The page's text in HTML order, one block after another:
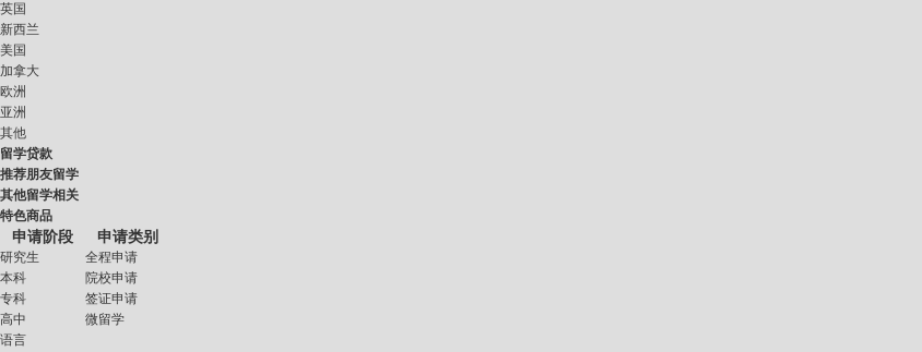
英国
新西兰
美国
加拿大
欧洲
亚洲
其他
留学贷款
推荐朋友留学
其他留学相关
特色商品
申请阶段 申请类别
研究生
全程申请
本科
院校申请
专科
签证申请
高中
微留学
语言